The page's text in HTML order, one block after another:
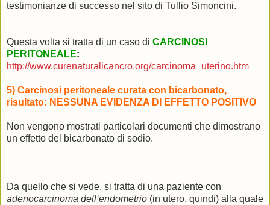
testimonianze di successo nel sito di Tullio Simoncini.
Questa volta si tratta di un caso di CARCINOSI
PERITONEALE:
http://www.curenaturalicancro.org/carcinoma_uterino.htm
5) Carcinosi peritoneale curata con bicarbonato,
risultato: NESSUNA EVIDENZA DI EFFETTO POSITIVO
Non vengono mostrati particolari documenti che dimostrano
un effetto del bicarbonato di sodio.
Da quello che si vede, si tratta di una paziente con
adenocarcinoma dell’endometrio (in utero, quindi) alla quale